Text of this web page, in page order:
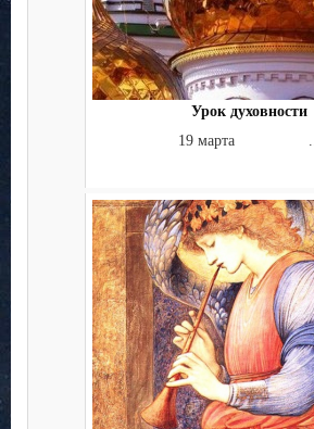
Урок духовности
19 марта ...